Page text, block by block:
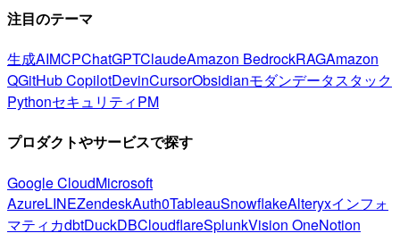
注目のテーマ
生成AIMCPChatGPTClaudeAmazon BedrockRAGAmazon
QGitHub CopilotDevinCursorObsidianモダンデータスタック
PythonセキュリティPM
プロダクトやサービスで探す
Google CloudMicrosoft
AzureLINEZendeskAuth0TableauSnowflakeAlteryxインフォ
マティカdbtDuckDBCloudflareSplunkVision OneNotion